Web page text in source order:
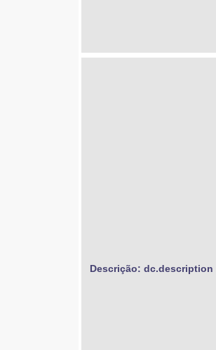
Descrição: dc.description